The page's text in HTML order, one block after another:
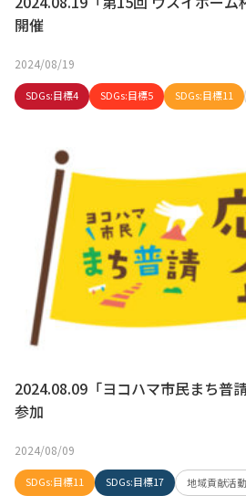
開催
2024/08/19
SDGs:目標4 SDGs:目標5 SDGs:目標11
2024.08.09「ヨコハマ市民まち普
参加
2024/08/09
SDGs:目標11 SDGs:目標17 地域貢献活動